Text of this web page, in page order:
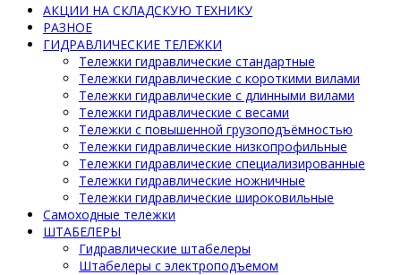
АКЦИИ НА СКЛАДСКУЮ ТЕХНИКУ
РАЗНОЕ
ГИДРАВЛИЧЕСКИЕ ТЕЛЕЖКИ
Тележки гидравлические стандартные
Тележки гидравлические с короткими вилами
Тележки гидравлические с длинными вилами
Тележки гидравлические с весами
Тележки с повышенной грузоподъёмностью
Тележки гидравлические низкопрофильные
Тележки гидравлические специализированные
Тележки гидравлические ножничные
Тележки гидравлические широковильные
Самоходные тележки
ШТАБЕЛЕРЫ
Гидравлические штабелеры
Штабелеры с электроподъемом